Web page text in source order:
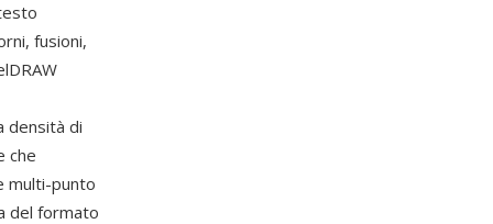
fusioni,
densità di
che
multi-punto
del formato